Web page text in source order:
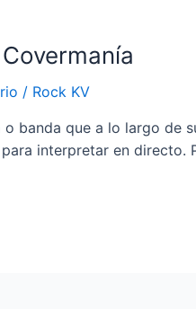
/ Rock KV
o banda que a lo largo de
interpretar en directo.